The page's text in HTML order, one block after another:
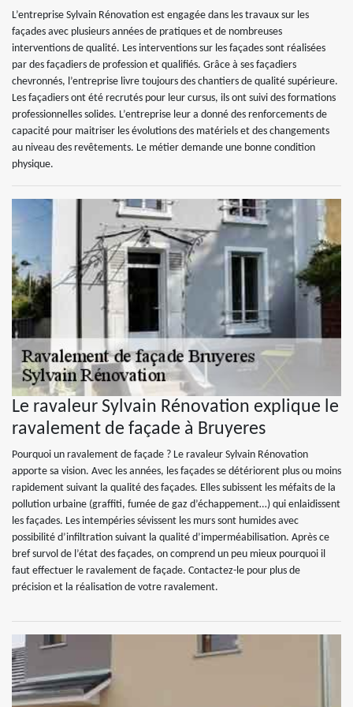
L’entreprise Sylvain Rénovation est engagée dans les travaux sur les
façades avec plusieurs années de pratiques et de nombreuses
interventions de qualité. Les interventions sur les façades sont réalisées
par des façadiers de profession et qualifiés. Grâce à ses façadiers
chevronnés, l’entreprise livre toujours des chantiers de qualité supérieure.
Les façadiers ont été recrutés pour leur cursus, ils ont suivi des formations
professionnelles solides. L’entreprise leur a donné des renforcements de
capacité pour maitriser les évolutions des matériels et des changements
au niveau des revêtements. Le métier demande une bonne condition
physique.
Le ravaleur Sylvain Rénovation explique le
ravalement de façade à Bruyeres
Pourquoi un ravalement de façade ? Le ravaleur Sylvain Rénovation
apporte sa vision. Avec les années, les façades se détériorent plus ou moins
rapidement suivant la qualité des façades. Elles subissent les méfaits de la
pollution urbaine (graffiti, fumée de gaz d’échappement…) qui enlaidissent
les façades. Les intempéries sévissent les murs sont humides avec
possibilité d’infiltration suivant la qualité d’imperméabilisation. Après ce
bref survol de l’état des façades, on comprend un peu mieux pourquoi il
faut effectuer le ravalement de façade. Contactez-le pour plus de
précision et la réalisation de votre ravalement.